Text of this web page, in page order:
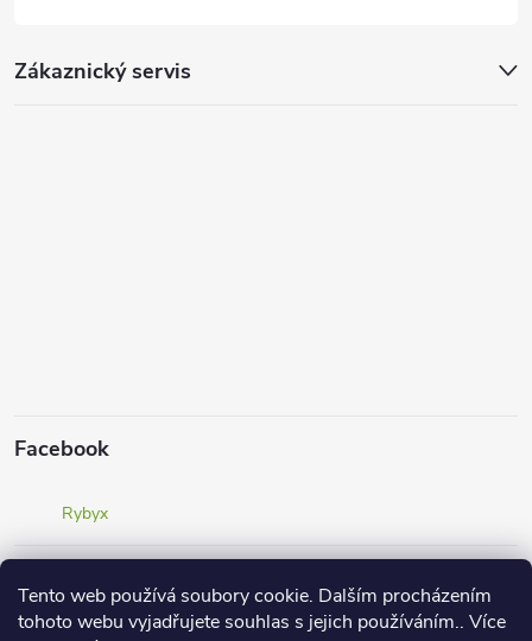
Tento web používá soubory cookie. Dalším procházením
tohoto webu vyjadřujete souhlas s jejich používáním.. Více
Zákaznický servis
Facebook
Rybyx